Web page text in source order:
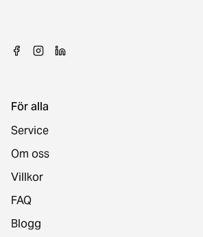
För alla
Service
Om oss
Villkor
FAQ
Blogg